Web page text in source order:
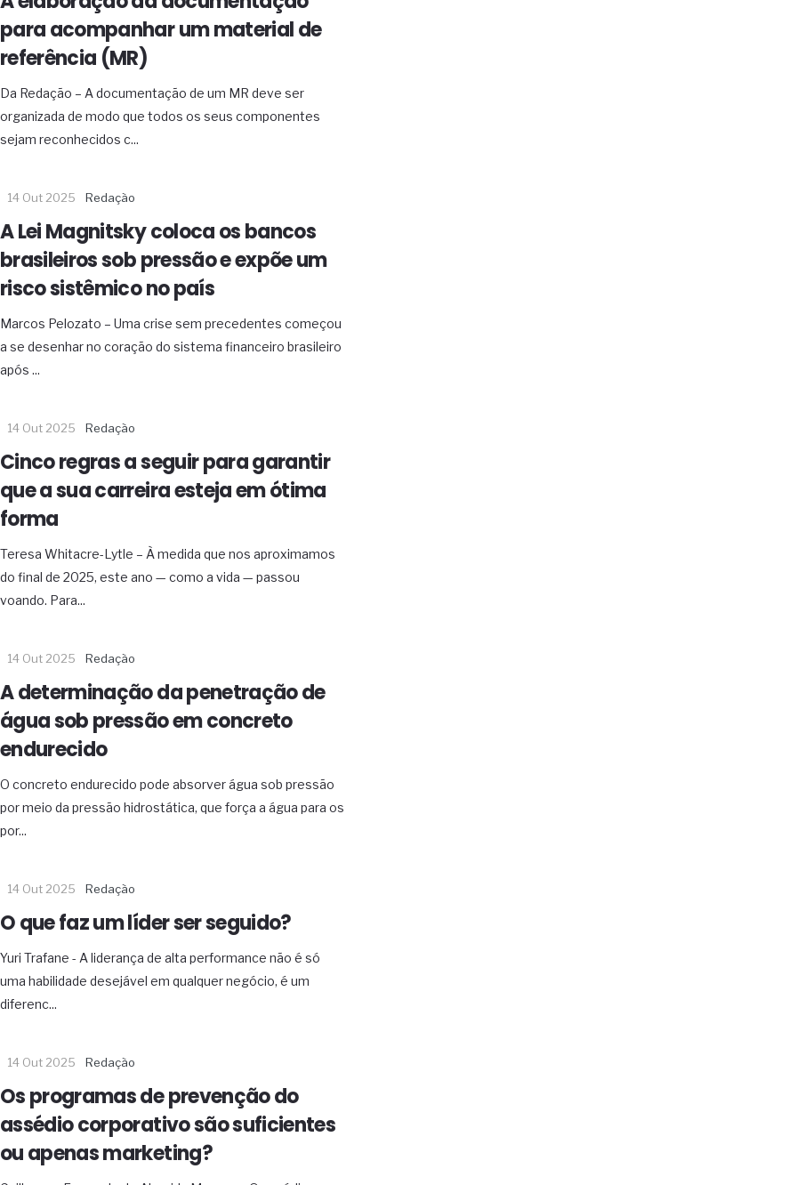
para acompanhar um material de
referência (MR)
Da Redação – A documentação de um MR deve ser
organizada de modo que todos os seus componentes
sejam reconhecidos c...
14 Out 2025 Redação
A Lei Magnitsky coloca os bancos
brasileiros sob pressão e expõe um
risco sistêmico no país
Marcos Pelozato – Uma crise sem precedentes começou
a se desenhar no coração do sistema financeiro brasileiro
após ...
14 Out 2025 Redação
Cinco regras a seguir para garantir
que a sua carreira esteja em ótima
forma
Teresa Whitacre-Lytle – À medida que nos aproximamos
do final de 2025, este ano — como a vida — passou
voando. Para...
14 Out 2025 Redação
A determinação da penetração de
água sob pressão em concreto
endurecido
O concreto endurecido pode absorver água sob pressão
por meio da pressão hidrostática, que força a água para os
por...
14 Out 2025 Redação
O que faz um líder ser seguido?
Yuri Trafane - A liderança de alta performance não é só
uma habilidade desejável em qualquer negócio, é um
diferenc...
14 Out 2025 Redação
Os programas de prevenção do
assédio corporativo são suficientes
ou apenas marketing?